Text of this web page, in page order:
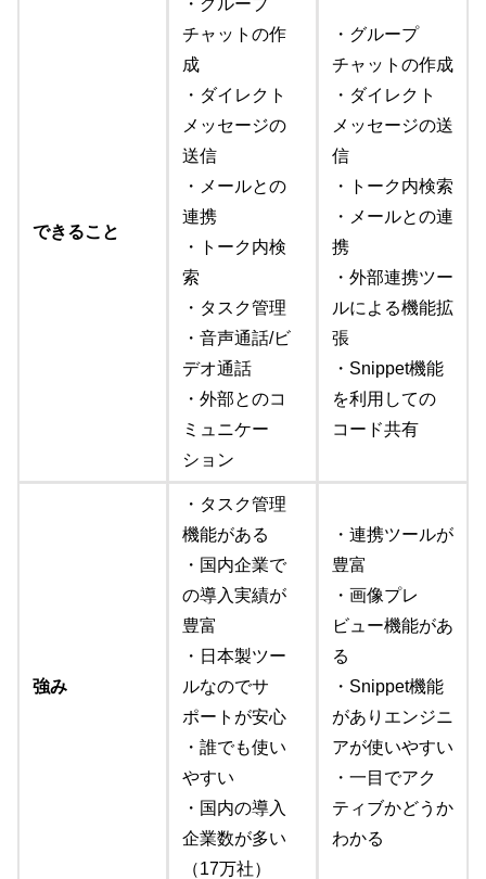
できること
チャットの作
成
・ダイレクト
メッセージの
送信
・メールとの
連携
・トーク内検
索
・タスク管理
・音声通話/ビ
デオ通話
・外部とのコ
ミュニケー
ション
・グループ
チャットの作成
・ダイレクト
メッセージの送
信
・トーク内検索
・メールとの連
携
・外部連携ツー
ルによる機能拡
張
・Snippet機能
を利用しての
コード共有
強み
・タスク管理
機能がある
・国内企業で
の導入実績が
豊富
・日本製ツー
ルなのでサ
ポートが安心
・誰でも使い
やすい
・国内の導入
企業数が多い
（17万社）
・連携ツールが
豊富
・画像プレ
ビュー機能があ
る
・Snippet機能
がありエンジニ
アが使いやすい
・一目でアク
ティブかどうか
わかる